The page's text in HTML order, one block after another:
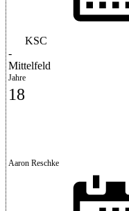
KSC
-
Mittelfeld
Jahre
18
Aaron Reschke